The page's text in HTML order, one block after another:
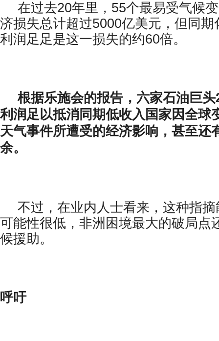
在过去20年里，55个最易受气候
济损失总计超过5000亿美元，但同期
利润足足是这一损失的约60倍。
根据乐施会的报告，六家石油巨
利润足以抵消同期低收入国家因全球
天气事件所遭受的经济影响，甚至还
余。
不过，在业内人士看来，这种指
可能性很低，非洲困境最大的破局点
候援助。
呼吁